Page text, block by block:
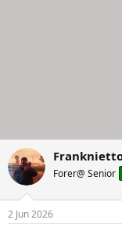
Forer@ Senior
2 Jun 2026